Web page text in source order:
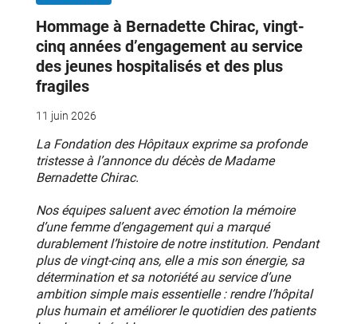
Hommage à Bernadette Chirac, vingt-
cinq années d’engagement au service
des jeunes hospitalisés et des plus
fragiles
11 juin 2026
La Fondation des Hôpitaux exprime sa profonde
tristesse à l’annonce du décès de Madame
Bernadette Chirac.
Nos équipes saluent avec émotion la mémoire
d’une femme d’engagement qui a marqué
durablement l’histoire de notre institution. Pendant
plus de vingt-cinq ans, elle a mis son énergie, sa
détermination et sa notoriété au service d’une
ambition simple mais essentielle : rendre l’hôpital
plus humain et améliorer le quotidien des patients